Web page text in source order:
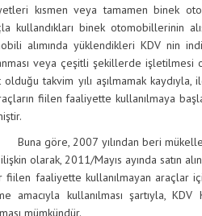
kısmen veya tamamen binek
kullandıkları binek otomobillerinin
alımında yüklendikleri KDV nin
veya çeşitli şekillerde
olduğu takvim yılı aşılmamak
fiilen faaliyette kullanılmaya
göre, 2007 yılından beri
olarak, 2011/Mayıs ayında satın
fiilen faaliyette kullanılmayan araçlar
amacıyla kullanılması şartıyla,
mümkündür.